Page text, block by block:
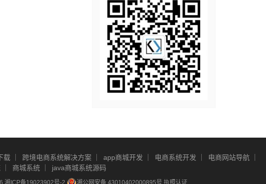
载 跨境电商系统解决方案 app商城开发 电商系统开发
电商网站导航
商城系统 java商城系统源码
湘ICP备19023902号-2 湘公网安备 43010402000895号 执照认证